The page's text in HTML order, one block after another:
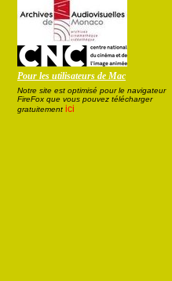
Pour les utilisateurs de Mac
Notre site est optimisé pour le navigateur
FireFox que vous pouvez télécharger
gratuitement ici